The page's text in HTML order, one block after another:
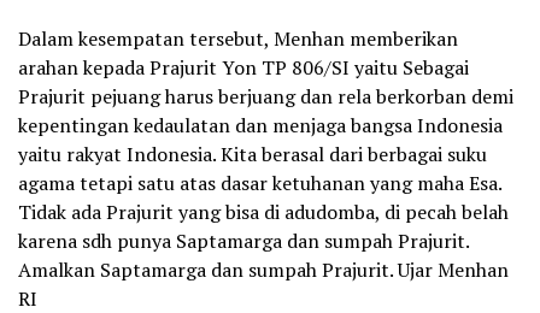
Dalam kesempatan tersebut, Menhan memberikan
arahan kepada Prajurit Yon TP 806/SI yaitu Sebagai
Prajurit pejuang harus berjuang dan rela berkorban demi
kepentingan kedaulatan dan menjaga bangsa Indonesia
yaitu rakyat Indonesia. Kita berasal dari berbagai suku
agama tetapi satu atas dasar ketuhanan yang maha Esa.
Tidak ada Prajurit yang bisa di adudomba, di pecah belah
karena sdh punya Saptamarga dan sumpah Prajurit.
Amalkan Saptamarga dan sumpah Prajurit. Ujar Menhan
RI